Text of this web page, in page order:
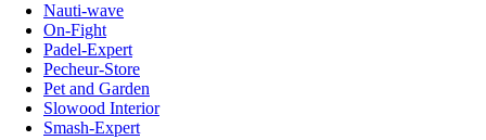
Nauti-wave
On-Fight
Padel-Expert
Pecheur-Store
Pet and Garden
Slowood Interior
Smash-Expert